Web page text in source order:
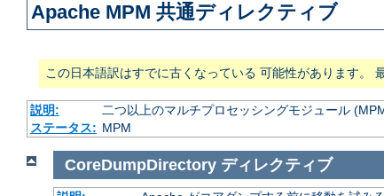
Apache MPM 共通ディレクティブ
この日本語訳はすでに古くなっている 可能性があります。
説明:
二つ以上のマルチプロセッシングモジュール
ステータス: MPM
CoreDumpDirectory ディレクティブ